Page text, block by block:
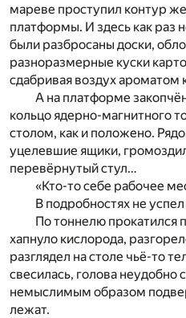
мареве проступил контур
платформы. И здесь как раз
были разбросаны доски,
разноразмерные куски
сдабривая воздух ароматом
А на платформе
кольцо ядерно-магнитного
столом, как и положено.
уцелевшие ящики,
перевёрнутый стул…
«Кто-то себе рабочее
В подробностях не
По тоннелю прокатился
хапнуло кислорода,
разглядел на столе чьё-то
свесилась, голова неудобно
немыслимым образом
лежат.